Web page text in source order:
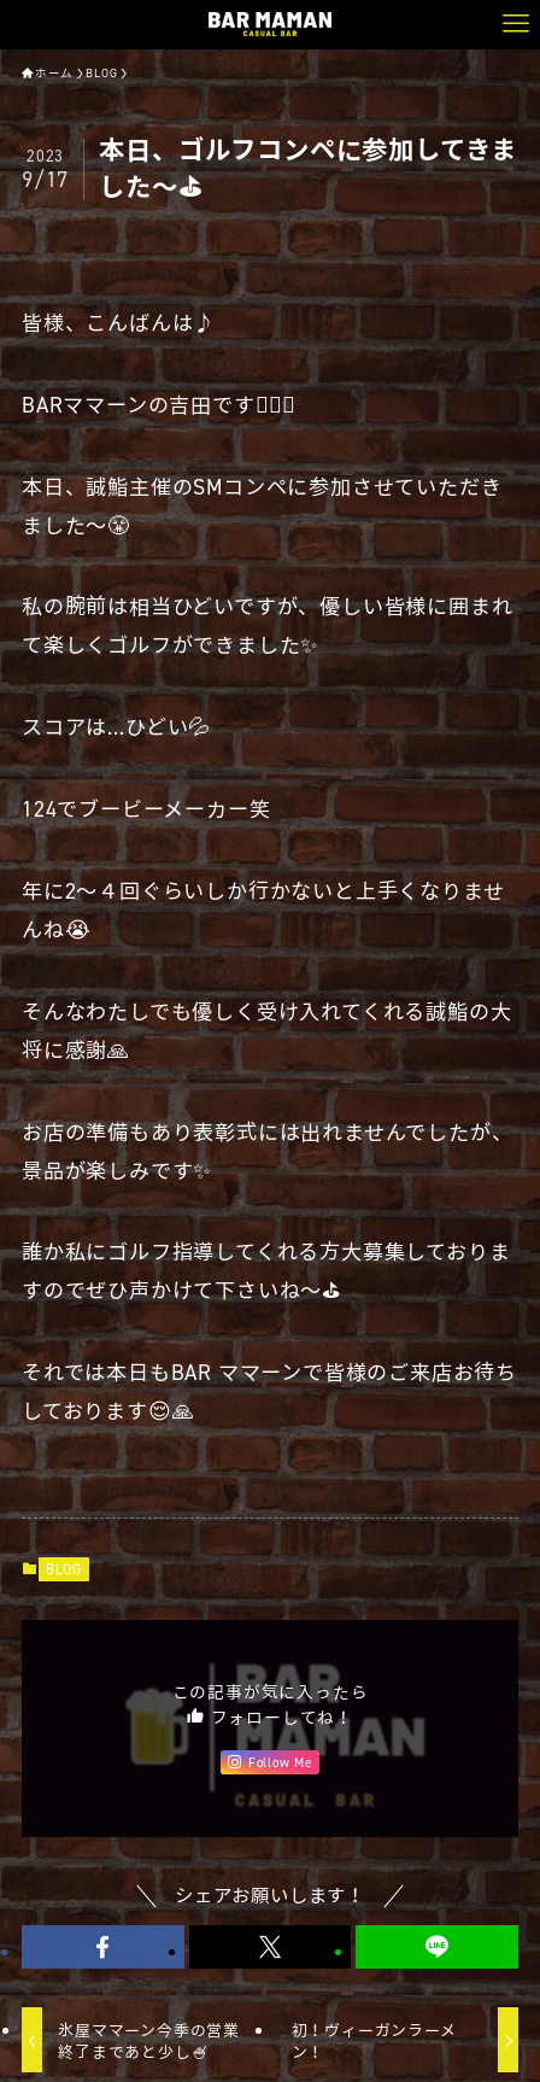
ホーム BLOG
本日、ゴルフコンペに参加してきま
した〜⛳️
2023
9/17
皆様、こんばんは♪
BARママーンの吉田です🧔🏻‍♂️
本日、誠鮨主催のSMコンペに参加させていただき
ました〜😤
私の腕前は相当ひどいですが、優しい皆様に囲まれ
て楽しくゴルフができました✨
スコアは…ひどい💦
124でブービーメーカー笑
年に2〜４回ぐらいしか行かないと上手くなりませ
んね😭
そんなわたしでも優しく受け入れてくれる誠鮨の大
将に感謝🙏
お店の準備もあり表彰式には出れませんでしたが、
景品が楽しみです✨
誰か私にゴルフ指導してくれる方大募集しておりま
すのでぜひ声かけて下さいね〜⛳️
それでは本日もBAR ママーンで皆様のご来店お待ち
しております😌🙏
BLOG
この記事が気に入ったら
フォローしてね！
Follow Me
シェアお願いします！
氷屋ママーン今季の営業
終了まであと少し🍧
初！ヴィーガンラーメ
ン！